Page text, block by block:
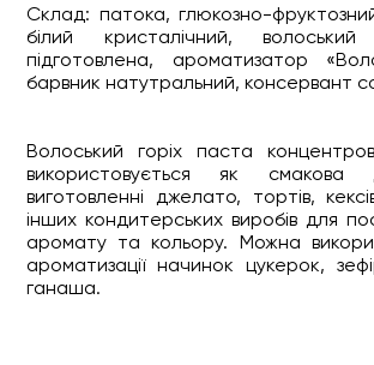
Склад: патока, глюкозно-
білий кристалічний,
підготовлена, ароматизатор
барвник натутральний, консервант
Волоський горіх паста
використовується як смакова
виготовленні джелато, тортів,
інших кондитерських виробів для
аромату та кольору. Можна
ароматизації начинок цукерок,
ганаша.